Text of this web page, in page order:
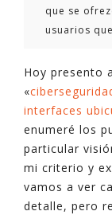
que se
usuarios
Hoy presento
«
interfaces
enumeré los
particular
mi criterio y
vamos a ver
detalle, pero